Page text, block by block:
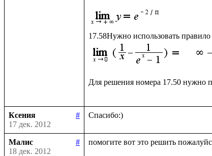
Для решения номера 17.50 нужно
Ксения
#
17 дек. 2012
Малис
#
18 дек. 2012